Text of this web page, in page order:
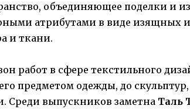
объединяющее поделки и
атрибутами в виде изящных
и ткани.
работ в сфере текстильного
предметом одежды, до
Среди выпускников заметна Таль